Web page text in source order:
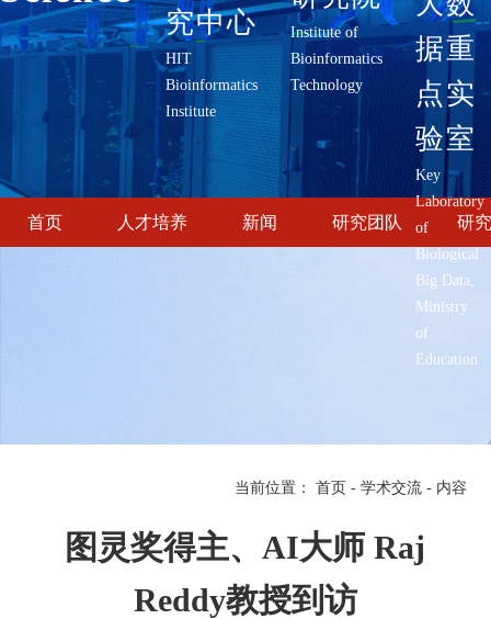
究中心
HIT
Bioinformatics
Institute
Institute of
Bioinformatics
Technology
据重
点实
验室
Key
Laboratory
of
Biological
Big Data,
Ministry
of
Education
首页 人才培养 新闻 研究团队 研
当前位置： 首页 - 学术交流 - 内容
图灵奖得主、AI大师 Raj
Reddy教授到访